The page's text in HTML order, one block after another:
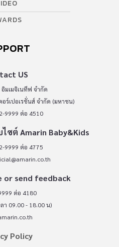
US
อิมเมจิเนทีฟ จำกัด
ร์เปอเรชั่นส์ จำกัด (มหาชน)
9999 ต่อ 4510
ซต์ Amarin Baby&Kids
9999 ต่อ 4775
or send feedback
ต่อ 4180
า 09.00 - 18.00 น)
Policy